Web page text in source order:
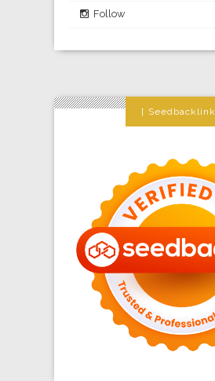
Follow
Seedbacklink